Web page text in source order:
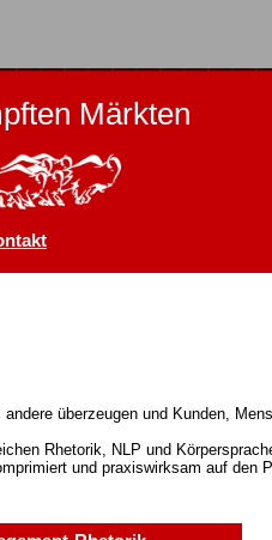
Märkten
überzeugen und Kunden,
Rhetorik, NLP und
und praxiswirksam auf den